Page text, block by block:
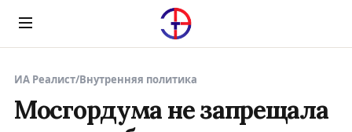
Menu
ИА Реалист/Внутренняя политика
Мосгордума не запрещала